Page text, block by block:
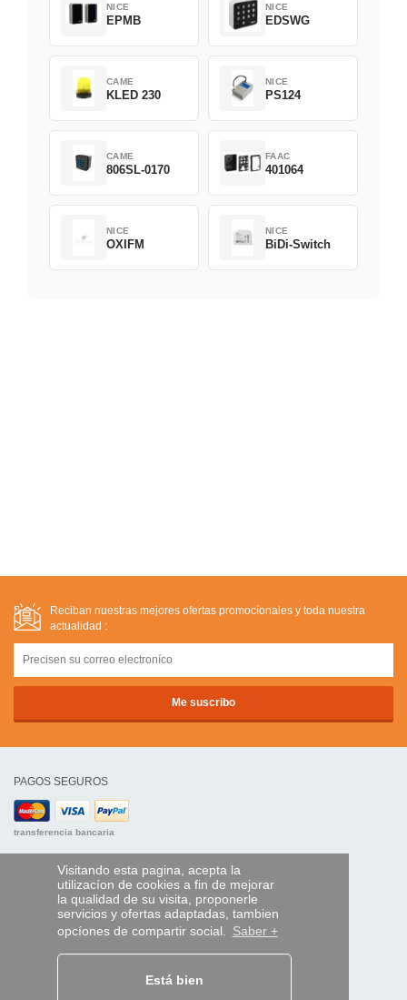
Visitando esta pagina, acepta la
utilizacíon de cookies a fin de mejorar
la qualidad de su visita, proponerle
servicios y ofertas adaptadas, tambien
opcíones de compartir social. Saber +
Está bien
NICE
EPMB
NICE
EDSWG
CAME
KLED 230
NICE
PS124
CAME
806SL-0170
FAAC
401064
NICE
OXIFM
NICE
BiDi-Switch
Reciban nuestras mejores ofertas promocíonales y toda nuestra
actualidad :
PAGOS SEGUROS
transferencia bancaria
AYUDA Y SERVICIOS
Localice su envío
MANDO EXPRESS
¿Quiénes somos?